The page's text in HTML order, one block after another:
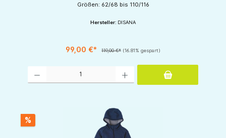
Größen: 62/68 bis 110/116
Hersteller: DISANA
99,00 €* 119,00 €* (16.81% gespart)
%